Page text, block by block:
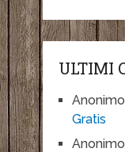
ULTIMI
Anonimo
Gratis
Anonimo